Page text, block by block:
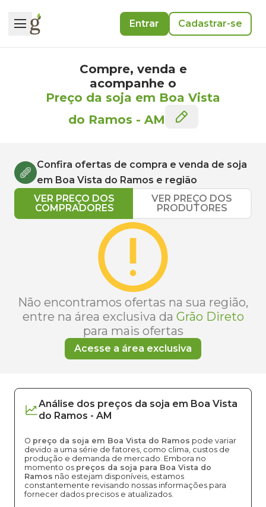
Entrar Cadastrar-se
Compre, venda e
acompanhe o
Preço da soja em Boa Vista
do Ramos - AM
Confira ofertas de compra e venda de soja
em Boa Vista do Ramos e região
VER PREÇO DOS
COMPRADORES
VER PREÇO DOS
PRODUTORES
Não encontramos ofertas na sua região,
entre na área exclusiva da Grão Direto
para mais ofertas
Acesse a área exclusiva
Análise dos preços da soja em Boa Vista
do Ramos - AM
O preço da soja em Boa Vista do Ramos pode variar
devido a uma série de fatores, como clima, custos de
produção e demanda de mercado. Embora no
momento os preços da soja para Boa Vista do
Ramos não estejam disponíveis, estamos
constantemente revisando nossas informações para
fornecer dados precisos e atualizados.